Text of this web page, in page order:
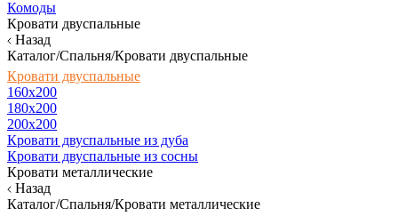
Комоды
Кровати двуспальные
Назад
Каталог/Спальня/Кровати двуспальные
Кровати двуспальные
160х200
180x200
200x200
Кровати двуспальные из дуба
Кровати двуспальные из сосны
Кровати металлические
Назад
Каталог/Спальня/Кровати металлические